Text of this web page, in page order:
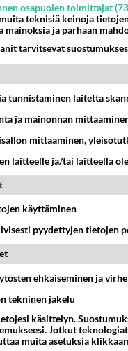
KESKUSTELUT
ja kaivattuasi
liian pitkä
Lieksa
kun on oikea aika. Sitä
Ikävä
ei mene
osapuolen toimittajat
teknisiä keinoja
ja parhaan
tarvitsevat
tunnistaminen laitetta
ja mainonnan
mittaaminen,
laitteelle ja/tai laitteella
käyttäminen
pyydettyjen tietojen
ehkäiseminen ja
tekninen jakelu
käsittelyn.
Jotkut
muita asetuksia